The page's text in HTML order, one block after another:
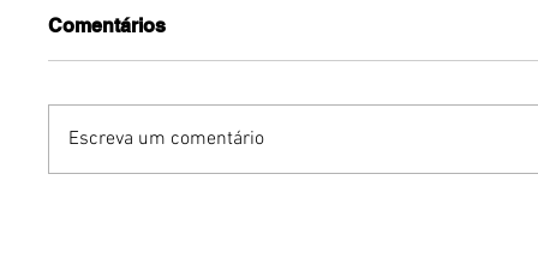
Comentários
Escreva um comentário